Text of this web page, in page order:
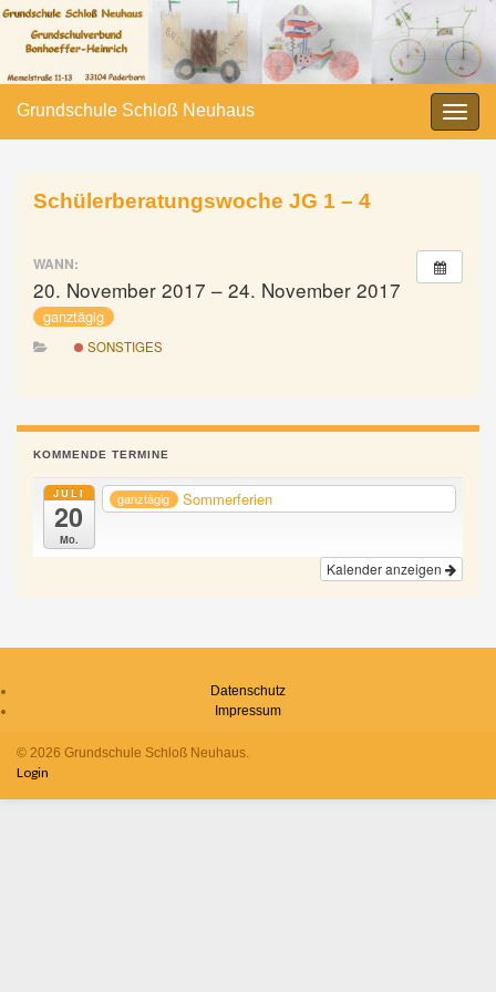
Grundschule Schloß Neuhaus
Schülerberatungswoche JG 1 – 4
WANN:
20. November 2017 – 24. November 2017
ganztägig
SONSTIGES
KOMMENDE TERMINE
JULI
20
Mo.
ganztägig Sommerferien
Kalender anzeigen
Datenschutz
Impressum
© 2026 Grundschule Schloß Neuhaus.
Login